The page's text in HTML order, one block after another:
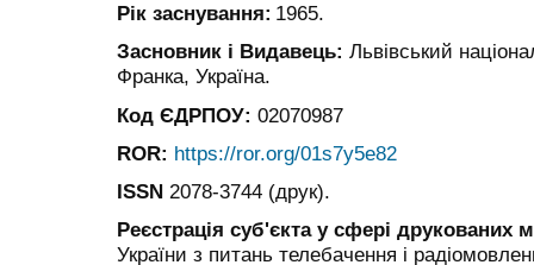
Рік заснування: 1965.
Засновник і Видавець: Львівський
Франка, Україна.
Код ЄДРПОУ: 02070987
ROR: https://ror.org/01s7y5e82
ISSN 2078-3744 (друк).
Реєстрація суб'єкта у сфері друкованих
України з питань телебачення і